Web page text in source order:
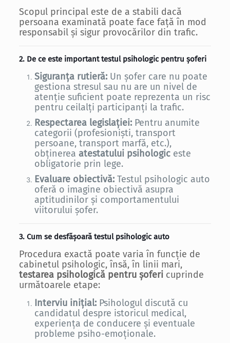
Scopul principal este de a stabili dacă
persoana examinată poate face față în mod
responsabil și sigur provocărilor din trafic.
2. De ce este important testul psihologic pentru șoferi
Siguranța rutieră:Un șofer care nu poate
gestiona stresul sau nu are un nivel de
atenție suficient poate reprezenta un risc
pentru ceilalți participanți la trafic.
Respectarea legislației:Pentru anumite
categorii (profesioniști, transport
persoane, transport marfă, etc.),
obținerea atestatului psihologiceste
obligatorie prin lege.
Evaluare obiectivă:Testul psihologic auto
oferă o imagine obiectivă asupra
aptitudinilor și comportamentului
viitorului șofer.
3. Cum se desfășoară testul psihologic auto
Procedura exactă poate varia în funcție de
cabinetul psihologic, însă, în linii mari,
testarea psihologică pentru șofericuprinde
următoarele etape:
Interviu inițial:Psihologul discută cu
candidatul despre istoricul medical,
experiența de conducere și eventuale
probleme psiho-emoționale.